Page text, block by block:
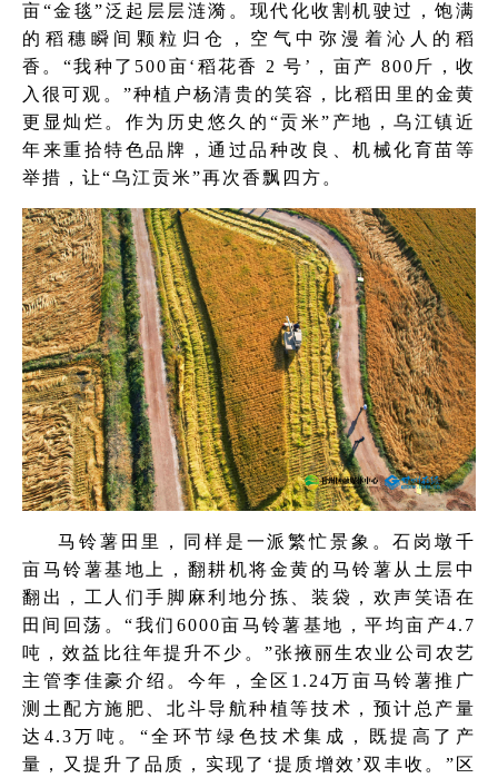
亩“金毯”泛起层层涟漪。现代化收割机驶过，饱满
的稻穗瞬间颗粒归仓，空气中弥漫着沁人的稻
香。“我种了500亩‘稻花香 2 号’，亩产 800斤，收
入很可观。”种植户杨清贵的笑容，比稻田里的金黄
更显灿烂。作为历史悠久的“贡米”产地，乌江镇近
年来重拾特色品牌，通过品种改良、机械化育苗等
举措，让“乌江贡米”再次香飘四方。
马铃薯田里，同样是一派繁忙景象。石岗墩千
亩马铃薯基地上，翻耕机将金黄的马铃薯从土层中
翻出，工人们手脚麻利地分拣、装袋，欢声笑语在
田间回荡。“我们6000亩马铃薯基地，平均亩产4.7
吨，效益比往年提升不少。”张掖丽生农业公司农艺
主管李佳豪介绍。今年，全区1.24万亩马铃薯推广
测土配方施肥、北斗导航种植等技术，预计总产量
达4.3万吨。“全环节绿色技术集成，既提高了产
量，又提升了品质，实现了‘提质增效’双丰收。”区